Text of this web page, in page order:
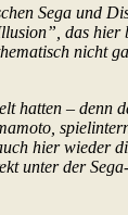
Sega und
das
nicht
hatten – denn
hier wieder
unter der